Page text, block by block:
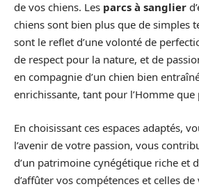
de vos chiens. Les parcs à sanglier
chiens sont bien plus que de simples
sont le reflet d’une volonté de
de respect pour la nature, et de
en compagnie d’un chien bien
enrichissante, tant pour l’Homme que
En choisissant ces espaces adaptés,
l’avenir de votre passion, vous
d’un patrimoine cynégétique riche et
d’affûter vos compétences et celles